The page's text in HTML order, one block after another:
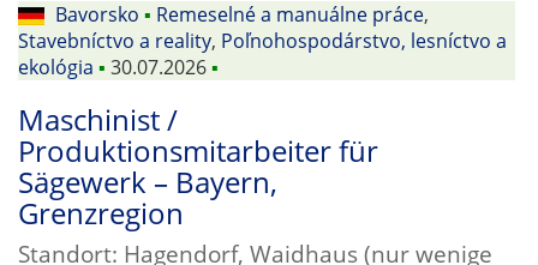
Bavorsko ▪ Remeselné a manuálne práce,
Stavebníctvo a reality, Poľnohospodárstvo, lesníctvo a
ekológia ▪ 30.07.2026▪
Maschinist /
Produktionsmitarbeiter für
Sägewerk – Bayern,
Grenzregion
Standort: Hagendorf, Waidhaus (nur wenige